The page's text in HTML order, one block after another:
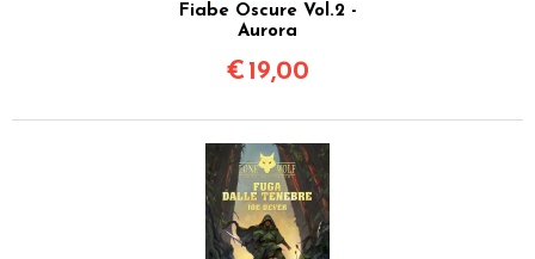
Fiabe Oscure Vol.2 -
Aurora
€ 19,00